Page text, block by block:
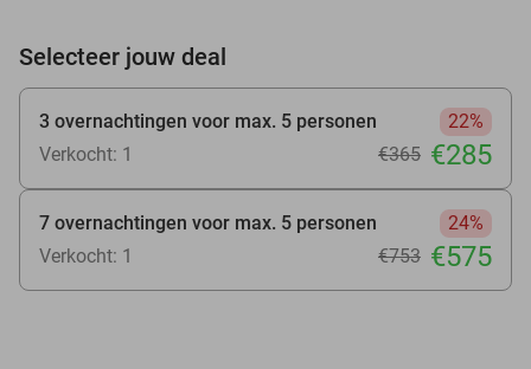
Selecteer jouw deal
3 overnachtingen voor max. 5 personen
22%
Verkocht: 1
€365 €285
7 overnachtingen voor max. 5 personen
24%
Verkocht: 1
€753 €575